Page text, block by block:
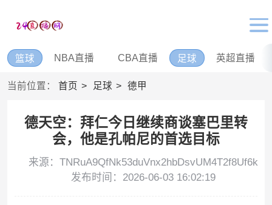
篮球 NBA直播 CBA直播 足球 英超直播
当前位置： 首页 足球 德甲
德天空：拜仁今日继续商谈塞巴里转
会，他是孔帕尼的首选目标
来源：TNRuA9QfNk53duVnx2hbDsvUM4T2f8Uf6k
发布时间：2026-06-03 16:02:19